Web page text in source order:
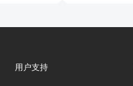
用户支持